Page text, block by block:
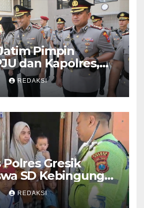
Pimpin
dan Kapolres,
dan
Presisi
REDAKSI
Gresik
SD Kebingungan
Sekolah,
Diantar ke Rumah
REDAKSI